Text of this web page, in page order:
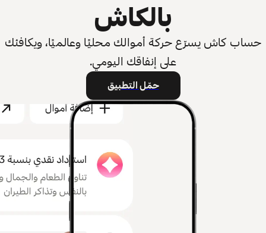
بالكاش
حساب كاش يسرّع حركة أموالك محليًا وعالميًا، ويكافئك
على إنفاقك اليومي.
حمّل التطبيق